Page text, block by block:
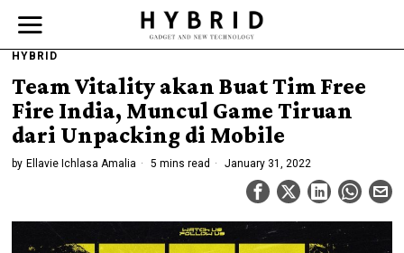
HYBRID
Team Vitality akan Buat Tim Free
Fire India, Muncul Game Tiruan
dari Unpacking di Mobile
by Ellavie Ichlasa Amalia 5 mins read January 31, 2022